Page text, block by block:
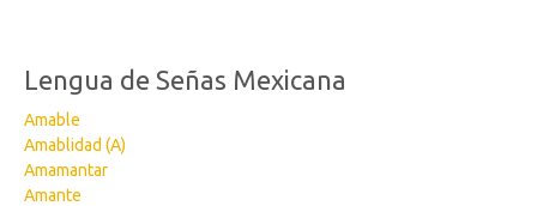
Lengua de Señas Mexicana
Amable
Amablidad (A)
Amamantar
Amante